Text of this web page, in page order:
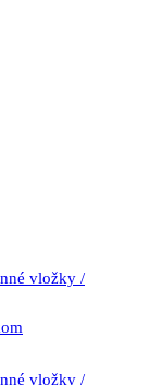
vložky /
vložky /